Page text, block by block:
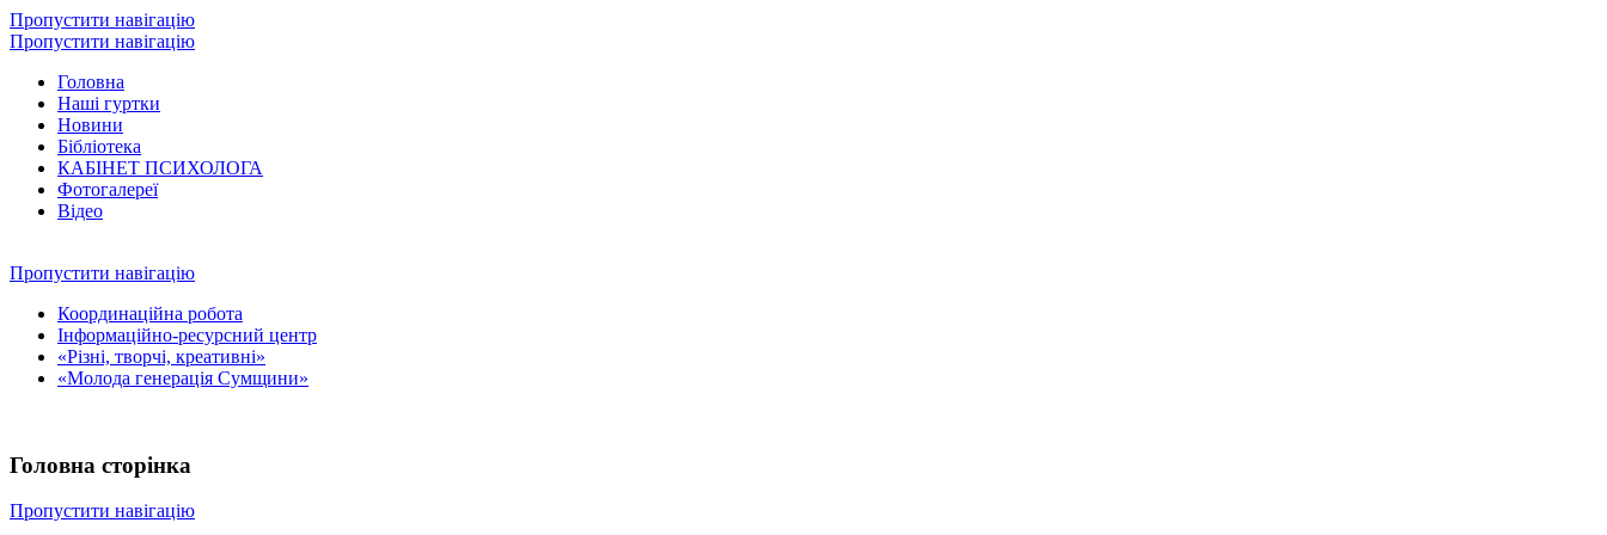
Пропустити навігацію
Пропустити навігацію
Головна
Наші гуртки
Новини
Бібліотека
КАБІНЕТ ПСИХОЛОГА
Фотогалереї
Відео
Пропустити навігацію
Координаційна робота
Інформаційно-ресурсний центр
«Різні, творчі, креативні»
«Молода генерація Сумщини»
Головна сторінка
Пропустити навігацію